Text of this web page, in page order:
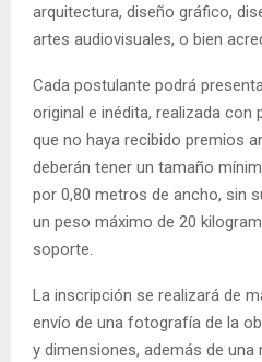
arquitectura, diseño gráfico,
artes audiovisuales, o bien
Cada postulante podrá
original e inédita, realizada con
que no haya recibido premios
deberán tener un tamaño
por 0,80 metros de ancho, sin
un peso máximo de 20
soporte.
La inscripción se realizará de
envío de una fotografía de la
y dimensiones, además de